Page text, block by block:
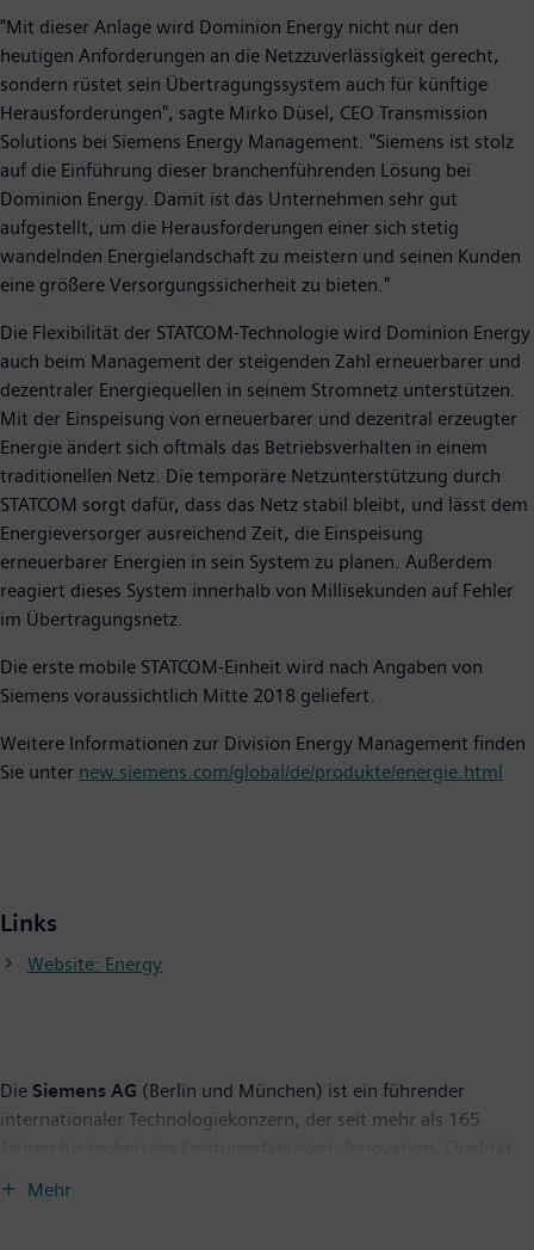
​"Mit dieser Anlage wird Dominion Energy nicht nur den
heutigen Anforderungen an die Netzzuverlässigkeit gerecht,
sondern rüstet sein Übertragungssystem auch für künftige
Herausforderungen", sagte Mirko Düsel, CEO Transmission
Solutions bei Siemens Energy Management. "Siemens ist stolz
auf die Einführung dieser branchenführenden Lösung bei
Dominion Energy. Damit ist das Unternehmen sehr gut
aufgestellt, um die Herausforderungen einer sich stetig
wandelnden Energielandschaft zu meistern und seinen Kunden
eine größere Versorgungssicherheit zu bieten."
Die Flexibilität der STATCOM-Technologie wird Dominion Energy
auch beim Management der steigenden Zahl erneuerbarer und
dezentraler Energiequellen in seinem Stromnetz unterstützen.
Mit der Einspeisung von erneuerbarer und dezentral erzeugter
Energie ändert sich oftmals das Betriebsverhalten in einem
traditionellen Netz. Die temporäre Netzunterstützung durch
STATCOM sorgt dafür, dass das Netz stabil bleibt, und lässt dem
Energieversorger ausreichend Zeit, die Einspeisung
erneuerbarer Energien in sein System zu planen. Außerdem
reagiert dieses System innerhalb von Millisekunden auf Fehler
im Übertragungsnetz.
Die erste mobile STATCOM-Einheit wird nach Angaben von
Siemens voraussichtlich Mitte 2018 geliefert.
Weitere Informationen zur Division Energy Management finden
Sie unter new.siemens.com/global/de/produkte/energie.html
Links
Website: Energy
Die Siemens AG (Berlin und München) ist ein führender
internationaler Technologiekonzern, der seit mehr als 165
Mehr